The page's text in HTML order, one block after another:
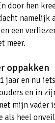
door hen
een
meer.
oppakken
jaar en nu
en in
mijn vader
heel